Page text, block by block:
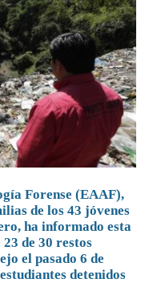
Forense (EAAF),
de los 43 jóvenes
ha informado esta
de 30 restos
el pasado 6 de
detenidos